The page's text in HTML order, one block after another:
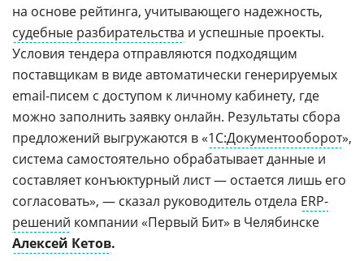
на основе рейтинга, учитывающего надежность,
судебные разбирательства и успешные проекты.
Условия тендера отправляются подходящим
поставщикам в виде автоматически генерируемых
email-писем с доступом к личному кабинету, где
можно заполнить заявку онлайн. Результаты сбора
предложений выгружаются в «1С:Документооборот»,
система самостоятельно обрабатывает данные и
составляет конъюктурный лист — остается лишь его
согласовать», — сказал руководитель отдела ERP-
решений компании «Первый Бит» в Челябинске
Алексей Кетов.